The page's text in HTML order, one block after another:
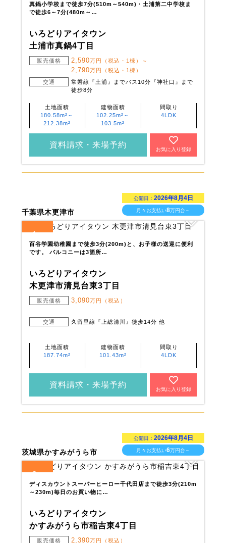
真鍋小学校まで徒歩7分(510m～540m)・土浦第二中学校ま
で徒歩6～7分(480m～…
いろどりアイタウン
土浦市真鍋4丁目
販売価格 2,590万円（税込・1棟）～
2,790万円（税込・1棟）
交通
常磐線『土浦』までバス10分『神社口』まで
徒歩8分
土地面積
180.58m²～
212.38m²
建物面積
102.25m²～
103.5m²
間取り
4LDK
資料請求・来場予約
お気に入り登録
千葉県木更津市
公開日： 2026年8月4日
月々お支払い8万円台～
1
百谷学園幼稚園まで徒歩3分(200m)と、お子様の送迎に便利
です。 バルコニーは3箇所…
いろどりアイタウン
木更津市清見台東3丁目
販売価格 3,090万円（税込）
交通 久留里線『上総清川』徒歩14分 他
土地面積
187.74m²
建物面積
101.43m²
間取り
4LDK
資料請求・来場予約
お気に入り登録
茨城県かすみがうら市
公開日： 2026年8月4日
月々お支払い6万円台～
2
ディスカウントスーパーヒーロー千代田店まで徒歩3分(210m
～230m)毎日のお買い物に…
いろどりアイタウン
かすみがうら市稲吉東4丁目
販売価格 2,390万円（税込）